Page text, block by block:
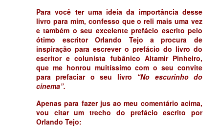
Para você ter uma ideia da importância desse
livro para mim, confesso que o reli mais uma vez
e também o seu excelente prefácio escrito pelo
ótimo escritor Orlando Tejo a procura de
inspiração para escrever o prefácio do livro do
escritor e colunista fubânico Altamir Pinheiro,
que me honrou muitíssimo com o seu convite
para prefaciar o seu livro “No escurinho do
cinema”.
Apenas para fazer jus ao meu comentário acima,
vou citar um trecho do prefácio escrito por
Orlando Tejo: